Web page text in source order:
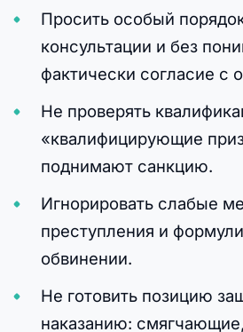
Просить особый
консультации и без
фактически согласие с
Не проверять
«квалифицирующие
поднимают санкцию.
Игнорировать слабые
преступления и
обвинении.
Не готовить позицию
наказанию: